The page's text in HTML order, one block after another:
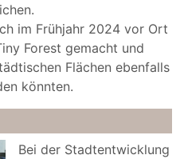
im Frühjahr 2024 vor Ort
Forest gemacht und
Flächen ebenfalls
könnten.
Bei der Stadtentwicklung